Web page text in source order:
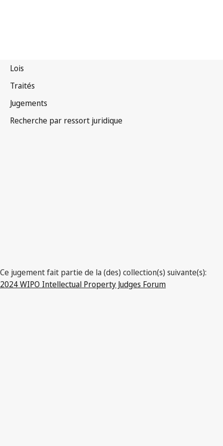
Ce jugement fait partie de la (des) collection(s) suivante(s):
2024 WIPO Intellectual Property Judges Forum